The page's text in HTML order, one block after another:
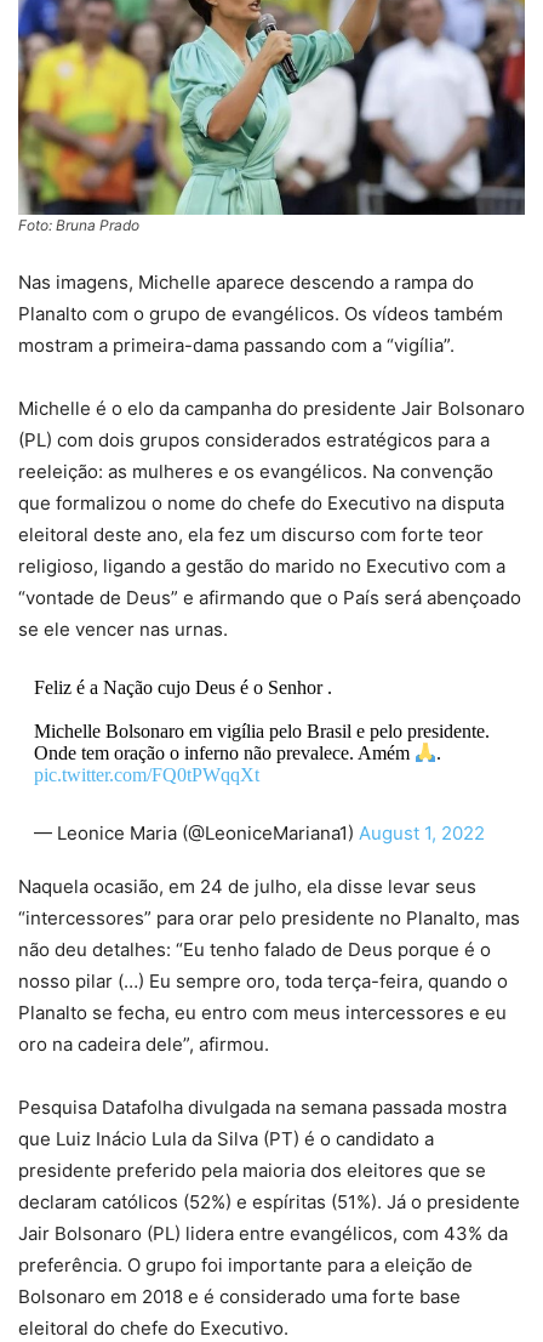
Foto: Bruna Prado
Nas imagens, Michelle aparece descendo a rampa do
Planalto com o grupo de evangélicos. Os vídeos também
mostram a primeira-dama passando com a “vigília”.
Michelle é o elo da campanha do presidente Jair Bolsonaro
(PL) com dois grupos considerados estratégicos para a
reeleição: as mulheres e os evangélicos. Na convenção
que formalizou o nome do chefe do Executivo na disputa
eleitoral deste ano, ela fez um discurso com forte teor
religioso, ligando a gestão do marido no Executivo com a
“vontade de Deus” e afirmando que o País será abençoado
se ele vencer nas urnas.
Feliz é a Nação cujo Deus é o Senhor .
Michelle Bolsonaro em vigília pelo Brasil e pelo presidente.
Onde tem oração o inferno não prevalece. Amém
.
pic.twitter.com/FQ0tPWqqXt
— Leonice Maria (@LeoniceMariana1) August 1, 2022
Naquela ocasião, em 24 de julho, ela disse levar seus
“intercessores” para orar pelo presidente no Planalto, mas
não deu detalhes: “Eu tenho falado de Deus porque é o
nosso pilar (…) Eu sempre oro, toda terça-feira, quando o
Planalto se fecha, eu entro com meus intercessores e eu
oro na cadeira dele”, afirmou.
Pesquisa Datafolha divulgada na semana passada mostra
que Luiz Inácio Lula da Silva (PT) é o candidato a
presidente preferido pela maioria dos eleitores que se
declaram católicos (52%) e espíritas (51%). Já o presidente
Jair Bolsonaro (PL) lidera entre evangélicos, com 43% da
preferência. O grupo foi importante para a eleição de
Bolsonaro em 2018 e é considerado uma forte base
eleitoral do chefe do Executivo.